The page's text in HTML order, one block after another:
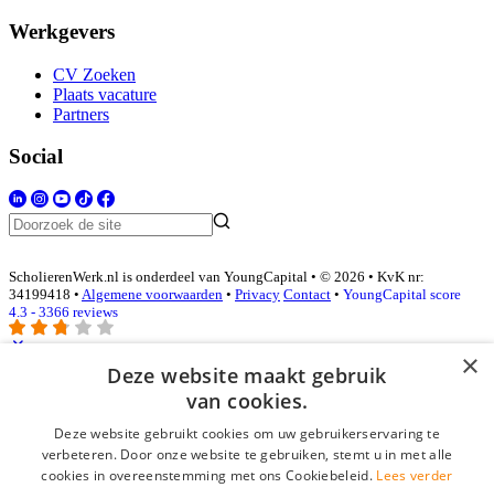
Werkgevers
CV Zoeken
Plaats vacature
Partners
Social
ScholierenWerk.nl is onderdeel van YoungCapital • © 2026 • KvK nr:
34199418 • Algemene voorwaarden • Privacy Contact • YoungCapital score
4.3 - 3366 reviews
Inloggen als bedrijf
E-mail*
Wachtwoord
×
Deze website maakt gebruik
van cookies.
Deze website gebruikt cookies om uw gebruikerservaring te
verbeteren. Door onze website te gebruiken, stemt u in met alle
cookies in overeenstemming met ons Cookiebeleid. Lees verder